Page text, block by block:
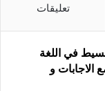
تعليقات
في اللغة
سؤال مع الاجابات و